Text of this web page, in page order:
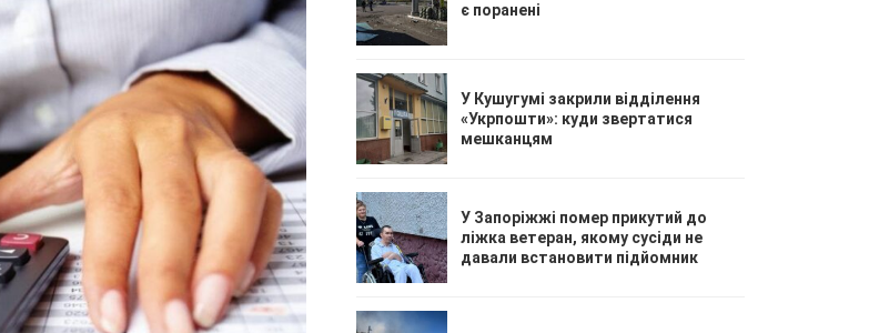
є поранені
У Кушугумі закрили відділення
«Укрпошти»: куди звертатися
мешканцям
У Запоріжжі помер прикутий до
ліжка ветеран, якому сусіди не
давали встановити підйомник